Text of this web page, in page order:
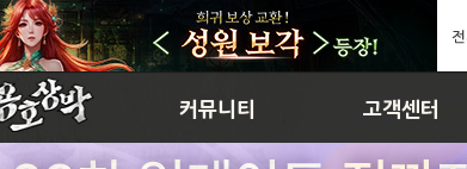
커뮤니티 고객센터
매